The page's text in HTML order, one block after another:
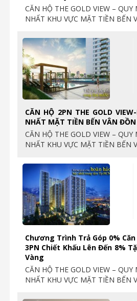
CĂN HỘ THE GOLD VIEW – QUY
NHẤT KHU VỰC MẶT TIỀN BẾN
CĂN HỘ 2PN THE GOLD
NHẤT MẶT TIỀN BẾN VÂN ĐỒN
CĂN HỘ THE GOLD VIEW – QUY
NHẤT KHU VỰC MẶT TIỀN BẾN
Chương Trình Trả Góp 0%
3PN Chiết Khấu Lên Đến 8%
Vàng
CĂN HỘ THE GOLD VIEW – QUY
NHẤT KHU VỰC MẶT TIỀN BẾN